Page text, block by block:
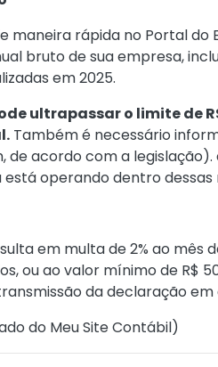
maneira rápida no Portal do
bruto de sua empresa,
em 2025.
ultrapassar o limite de
Também é necessário
de acordo com a legislação).
operando dentro dessas
em multa de 2% ao mês
ou ao valor mínimo de R$
da declaração em
do Meu Site Contábil)